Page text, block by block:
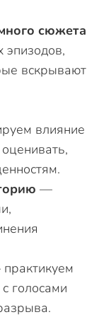
сюжета
эпизодов,
вскрывают
влияние
—
голосами